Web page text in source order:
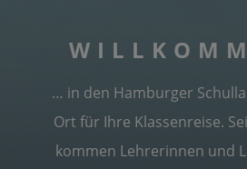
… in den Hamburger
Ort für Ihre Klassenreise.
kommen Lehrerinnen und